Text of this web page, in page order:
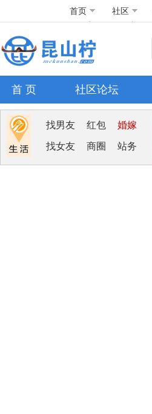
首页 社区
首 页 社区论坛
找男友 红包 婚嫁
找女友 商圈 站务